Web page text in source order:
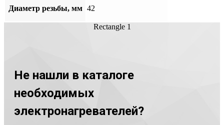
Диаметр резьбы, мм 42
Rectangle 1
Не нашли в каталоге
необходимых
электронагревателей?